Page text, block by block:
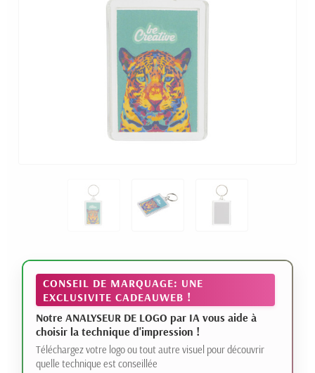
CONSEIL DE MARQUAGE: UNE
EXCLUSIVITE CADEAUWEB !
Notre ANALYSEUR DE LOGO par IA vous aide à
choisir la technique d'impression !
Téléchargez votre logo ou tout autre visuel pour découvrir
quelle technique est conseillée